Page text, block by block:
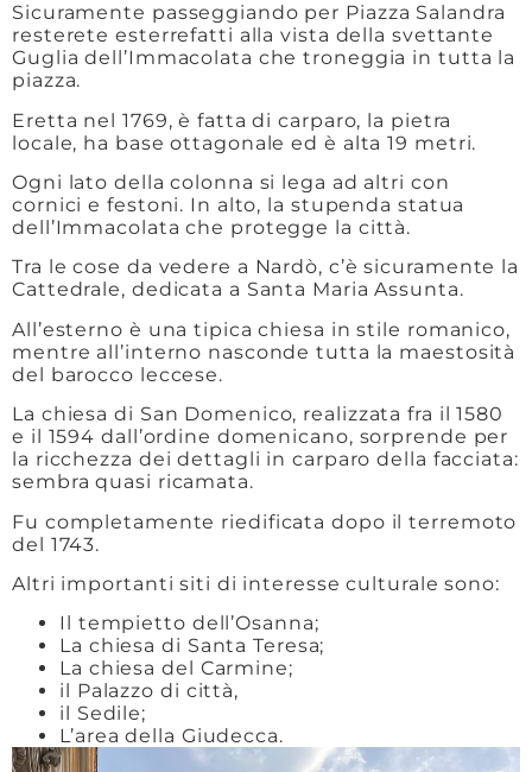
Sicuramente passeggiando per Piazza Salandra
resterete esterrefatti alla vista della svettante
Guglia dell’Immacolata che troneggia in tutta la
piazza.
Eretta nel 1769, è fatta di carparo, la pietra
locale, ha base ottagonale ed è alta 19 metri.
Ogni lato della colonna si lega ad altri con
cornici e festoni. In alto, la stupenda statua
dell’Immacolata che protegge la città.
Tra le cose da vedere a Nardò, c’è sicuramente la
Cattedrale, dedicata a Santa Maria Assunta.
All’esterno è una tipica chiesa in stile romanico,
mentre all’interno nasconde tutta la maestosità
del barocco leccese.
La chiesa di San Domenico, realizzata fra il 1580
e il 1594 dall’ordine domenicano, sorprende per
la ricchezza dei dettagli in carparo della facciata:
sembra quasi ricamata.
Fu completamente riedificata dopo il terremoto
del 1743.
Altri importanti siti di interesse culturale sono:
Il tempietto dell’Osanna;
La chiesa di Santa Teresa;
La chiesa del Carmine;
il Palazzo di città,
il Sedile;
L’area della Giudecca.